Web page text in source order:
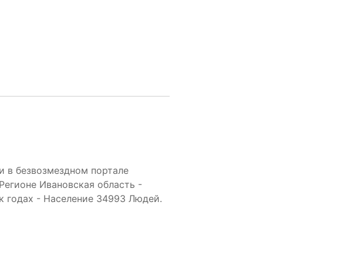
в безвозмездном портале
Ивановская область -
годах - Население 34993 Людей.